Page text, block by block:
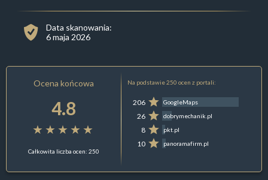
Data skanowania:
6 maja 2026
Ocena końcowa
4.8
Całkowita liczba ocen: 250
Na podstawie 250 ocen z portali:
206 GoogleMaps
26 dobrymechanik.pl
8 pkt.pl
10 panoramafirm.pl